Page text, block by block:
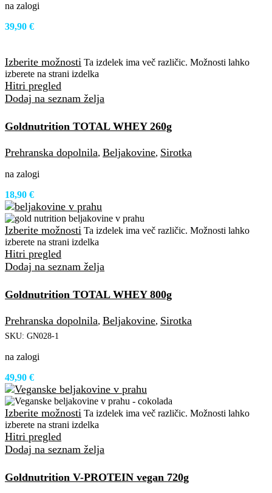
na zalogi
39,90 €
Izberite možnosti Ta izdelek ima več različic. Možnosti lahko
izberete na strani izdelka
Hitri pregled
Dodaj na seznam želja
Goldnutrition TOTAL WHEY 260g
Prehranska dopolnila, Beljakovine, Sirotka
na zalogi
18,90 €
Izberite možnosti Ta izdelek ima več različic. Možnosti lahko
izberete na strani izdelka
Hitri pregled
Dodaj na seznam želja
Goldnutrition TOTAL WHEY 800g
Prehranska dopolnila, Beljakovine, Sirotka
SKU: GN028-1
na zalogi
49,90 €
Izberite možnosti Ta izdelek ima več različic. Možnosti lahko
izberete na strani izdelka
Hitri pregled
Dodaj na seznam želja
Goldnutrition V-PROTEIN vegan 720g